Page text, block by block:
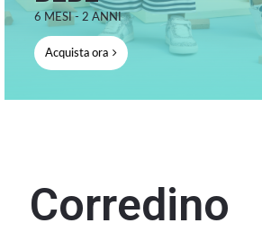
6 MESI - 2 ANNI
Acquista ora
Corredino